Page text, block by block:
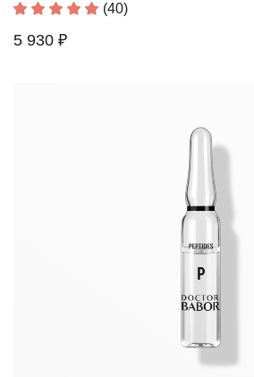
(40)
5 930 ₽